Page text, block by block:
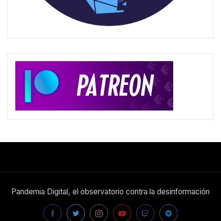
Pandemia Digital, el observatorio contra la desinformación